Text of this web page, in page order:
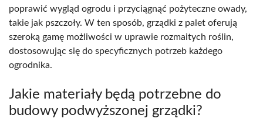
poprawić wygląd ogrodu i przyciągnąć pożyteczne owady,
takie jak pszczoły. W ten sposób, grządki z palet oferują
szeroką gamę możliwości w uprawie rozmaitych roślin,
dostosowując się do specyficznych potrzeb każdego
ogrodnika.
Jakie materiały będą potrzebne do
budowy podwyższonej grządki?